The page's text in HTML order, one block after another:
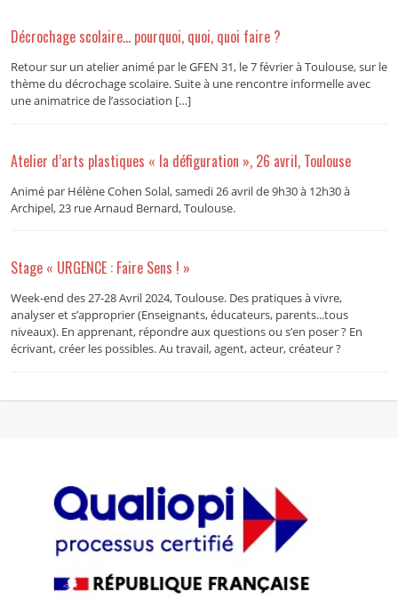
Décrochage scolaire… pourquoi, quoi, quoi faire ?
Retour sur un atelier animé par le GFEN 31, le 7 février à Toulouse, sur le
thème du décrochage scolaire. Suite à une rencontre informelle avec
une animatrice de l’association […]
Atelier d’arts plastiques « la défiguration », 26 avril, Toulouse
Animé par Hélène Cohen Solal, samedi 26 avril de 9h30 à 12h30 à
Archipel, 23 rue Arnaud Bernard, Toulouse.
Stage « URGENCE : Faire Sens ! »
Week-end des 27-28 Avril 2024, Toulouse. Des pratiques à vivre,
analyser et s’approprier (Enseignants, éducateurs, parents...tous
niveaux). En apprenant, répondre aux questions ou s’en poser ? En
écrivant, créer les possibles. Au travail, agent, acteur, créateur ?